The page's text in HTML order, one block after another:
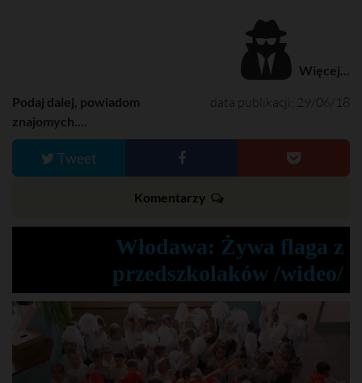
Więcej...
data publikacji: 29/06/18
Podaj dalej, powiadom
znajomych....
Tweet
Komentarzy
Włodawa: Żywa flaga z
przedszkolaków /wideo/